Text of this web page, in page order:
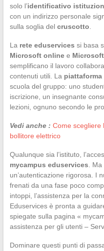
solo l’identificativo
con un indirizzo personale
sulla soglia del cruscotto
La rete eduservices si basa
Microsoft onlinee
semplificano il lavoro
contenuti utili. La piattaforma
scuola del gruppo: uno
iscrizione, un insegnante
lezioni, ognuno secondo le
Vedi anche : Come scegliere
bollitore elettrico
Qualunque sia l’istituto,
mycampus eduservices .
un’autenticazione rigorosa. I
frenati da una fase poco
intoppi, l’assistenza per la
Eduservices è pronta a
spiegate sulla pagina «
assistenza per gli utenti –
Dominare questi punti di